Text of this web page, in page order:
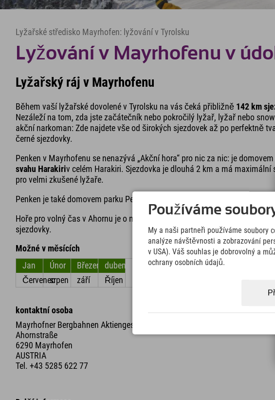
Lyžařské středisko Mayrhofen: lyžování v Tyrolsku
Lyžování v Mayrhofenu v
Lyžařský ráj v Mayrhofenu
Během vaší lyžařské dovolené v Tyrolsku na vás čeká přibližně 142 km
Nezáleží na tom, zda jste začátečník nebo pokročilý lyžař, lyžař nebo
akční narkoman: Zde najdete vše od širokých sjezdovek až po perfektně
černé sjezdovky.
Penken v Mayrhofenu se nenazývá „Akční hora“ pro nic za nic: je domovem
svahu Harakiriv celém Harakiri. Sjezdovka je dlouhá 2 km a má maximální
pro velmi zkušené lyžaře.
Penken je také domovem parku Penken se šesti areály a 4sedačkovou
Hoře pro volný čas v Ahornu je o něco klidnější: zde najdete široké 5,5 km
sjezdovky.
Možné v měsících
Jan
Únor Březen duben květen červen
Červenecsrpen září Říjen
kontaktní osoba
Mayrhofner Bergbahnen Aktiengesellschaft
Ahornstraße
6290 Mayrhofen
AUSTRIA
Tel. +43 5285 622 77
Používáme
My a naši partneři používáme soubory
analýze návštěvnosti a zobrazování
v USA). Váš souhlas je dobrovolný a
ochrany osobních údajů.